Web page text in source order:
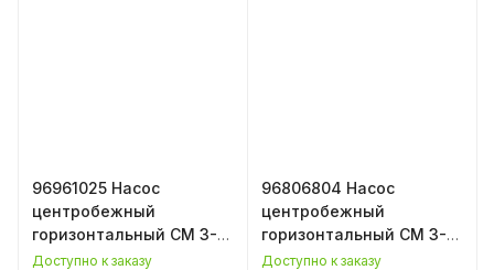
96961025 Насос
центробежный
горизонтальный CM 3-3,
0,5 кВт, уплотнение
Доступно к заказу
96806804 Насос
центробежный
горизонтальный CM 3-5,
0,5 кВт, уплотнение
Доступно к заказу